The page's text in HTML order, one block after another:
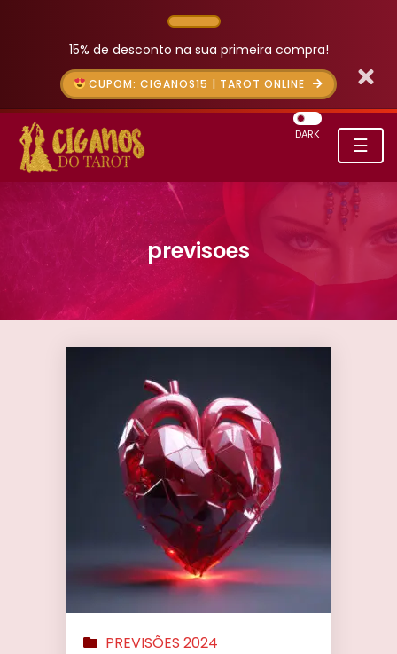
15% de desconto na sua primeira compra!
CUPOM: CIGANOS15 | TAROT ONLINE
☰
DARK
previsoes
PREVISÕES 2024